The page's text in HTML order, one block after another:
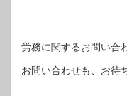
労務に関するお問い合
お問い合わせも、お待